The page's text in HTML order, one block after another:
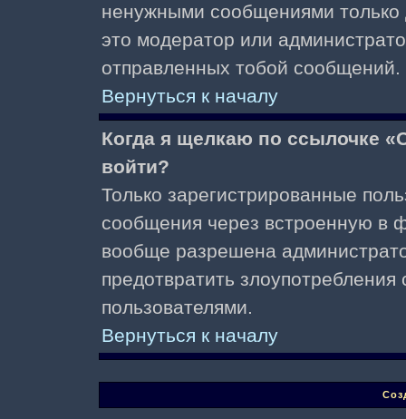
ненужными сообщениями только
это модератор или
отправленных тобой сообщений.
Вернуться к началу
Когда я щелкаю по ссылочке
войти?
Только зарегистрированные
сообщения через встроенную в
вообще разрешена
предотвратить
пользователями.
Вернуться к началу